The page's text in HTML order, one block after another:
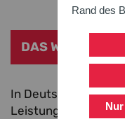
Rand des
DAS
In Deutschland
Leistungsklassen